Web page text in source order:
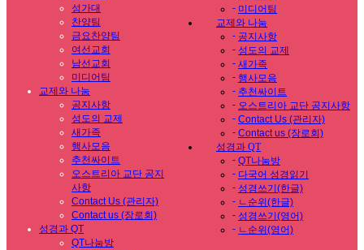
- 미디어팀
교제와 나눔
- 공지사항
- 성도의 교제
- 새가족
- 행사모음
- 추천싸이트
- 오스트리아 교단 공지사항
- Contact Us (관리자)
- Contact us (장로회)
성경과 QT
- QT나눔방
- 다국어 성경읽기
- 성경쓰기(한글)
- ㄴ순위(한글)
- 성경쓰기(영어)
- ㄴ순위(영어)
성가대
찬양팀
금요찬양팀
여선교회
남선교회
미디어팀
교제와 나눔
공지사항
성도의 교제
새가족
행사모음
추천싸이트
오스트리아 교단 공지
사항
Contact Us (관리자)
Contact us (장로회)
성경과 QT
QT나눔방